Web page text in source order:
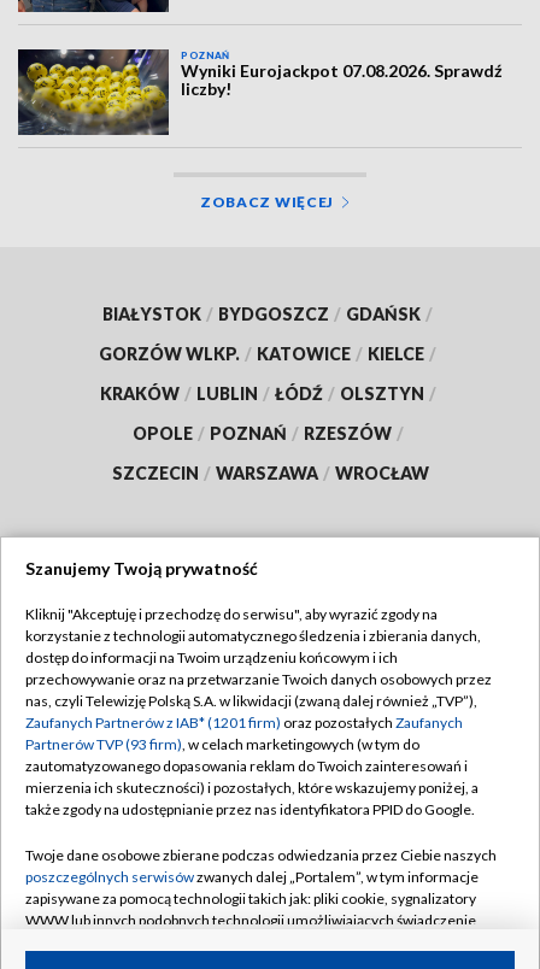
POZNAŃ
Wyniki Eurojackpot 07.08.2026. Sprawdź
liczby!
ZOBACZ WIĘCEJ
BIAŁYSTOK / BYDGOSZCZ / GDAŃSK /
GORZÓW WLKP. / KATOWICE / KIELCE /
KRAKÓW / LUBLIN / ŁÓDŹ / OLSZTYN /
OPOLE / POZNAŃ / RZESZÓW /
SZCZECIN / WARSZAWA / WROCŁAW
TVP
Abonament TVP
Emisja w TVP
Centrum informacji TVP
Naziemna Telewizja Cyfrowa
Rada Programowa
System NOS
Informacje o nadawcy
Regulamin TVP
Polityka prywatności
Moje zgody
Pomoc
Kontakt
Kanały
Szanujemy Twoją prywatność
Kliknij "Akceptuję i przechodzę do serwisu", aby wyrazić zgody na
korzystanie z technologii automatycznego śledzenia i zbierania danych,
dostęp do informacji na Twoim urządzeniu końcowym i ich
przechowywanie oraz na przetwarzanie Twoich danych osobowych przez
nas, czyli Telewizję Polską S.A. w likwidacji (zwaną dalej również „TVP”),
Zaufanych Partnerów z IAB* (1201 firm) oraz pozostałych Zaufanych
Partnerów TVP (93 firm), w celach marketingowych (w tym do
zautomatyzowanego dopasowania reklam do Twoich zainteresowań i
mierzenia ich skuteczności) i pozostałych, które wskazujemy poniżej, a
także zgody na udostępnianie przez nas identyfikatora PPID do Google.
Twoje dane osobowe zbierane podczas odwiedzania przez Ciebie naszych
poszczególnych serwisówzwanych dalej „Portalem”, w tym informacje
zapisywane za pomocą technologii takich jak: pliki cookie, sygnalizatory
WWW lub innych podobnych technologii umożliwiających świadczenie